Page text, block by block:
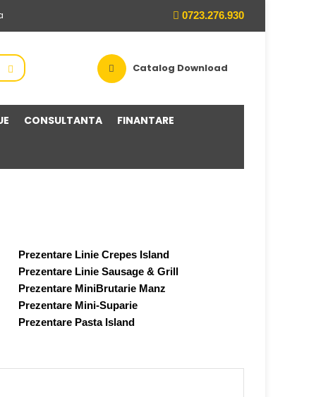
0723.276.930
Catalog Download
CONSULTANTA FINANTARE
Prezentare Linie Crepes Island
Prezentare Linie Sausage & Grill
Prezentare MiniBrutarie Manz
Prezentare Mini-Suparie
Prezentare Pasta Island